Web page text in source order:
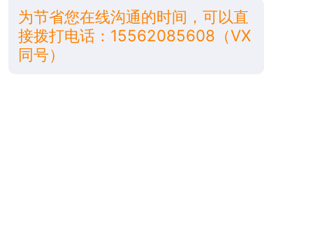
为节省您在线沟通的时间，可以直
接拨打电话：15562085608（VX
同号）